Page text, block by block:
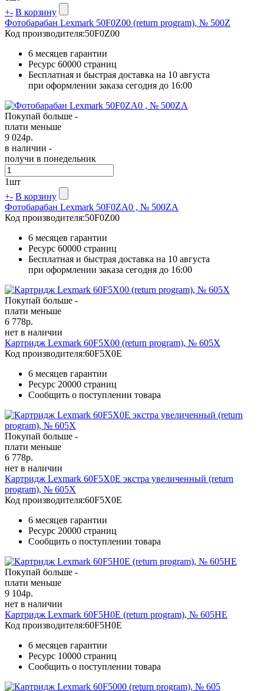
+- В корзину
Фотобарабан Lexmark 50F0Z00 (return program), № 500Z
Код производителя:50F0Z00
6 месяцев гарантии
Ресурс 60000 страниц
Бесплатная и быстрая доставка на 10 августа
при оформлении заказа сегодня до 16:00
Покупай больше -
плати меньше
9 024р.
в наличии -
получи в понедельник
1шт
+- В корзину
Фотобарабан Lexmark 50F0ZA0 , № 500ZA
Код производителя:50F0Z00
6 месяцев гарантии
Ресурс 60000 страниц
Бесплатная и быстрая доставка на 10 августа
при оформлении заказа сегодня до 16:00
Покупай больше -
плати меньше
6 778р.
нет в наличии
Картридж Lexmark 60F5X00 (return program), № 605X
Код производителя:60F5X0E
6 месяцев гарантии
Ресурс 20000 страниц
Сообщить о поступлении товара
Покупай больше -
плати меньше
6 778р.
нет в наличии
Картридж Lexmark 60F5X0E экстра увеличенный (return
program), № 605X
Код производителя:60F5X0E
6 месяцев гарантии
Ресурс 20000 страниц
Сообщить о поступлении товара
Покупай больше -
плати меньше
9 104р.
нет в наличии
Картридж Lexmark 60F5H0E (return program), № 605HE
Код производителя:60F5H0E
6 месяцев гарантии
Ресурс 10000 страниц
Сообщить о поступлении товара